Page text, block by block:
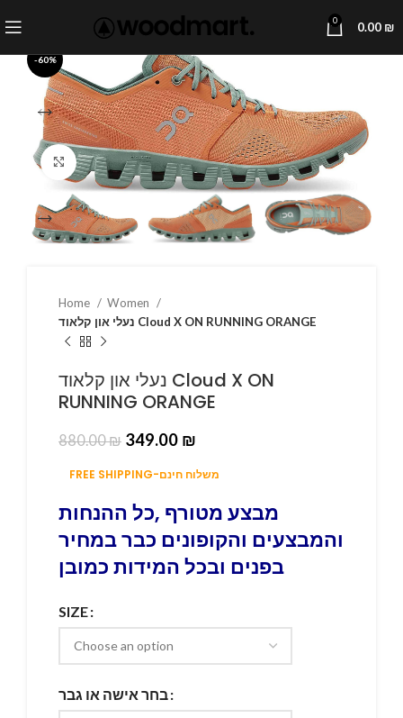
0 0.00 ₪
-60%
Click to enlarge
Home
Women
נעלי און קלאוד Cloud X ON RUNNING ORANGE
נעלי און קלאוד Cloud X ON
RUNNING ORANGE
880.00₪ 349.00 ₪
FREE SHIPPING-משלוח חינם
מבצע מטורף ,כל ההנחות
והמבצעים והקופונים כבר במחיר
בפנים ובכל המידות כמובן
SIZE
בחר אישה או גבר